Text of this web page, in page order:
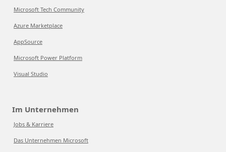
Microsoft Tech Community
Azure Marketplace
AppSource
Microsoft Power Platform
Visual Studio
Im Unternehmen
Jobs & Karriere
Das Unternehmen Microsoft